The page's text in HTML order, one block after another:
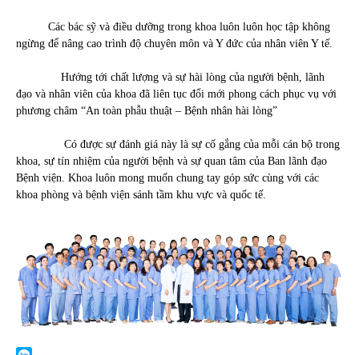
Các bác sỹ và điều dưỡng trong khoa luôn luôn học tập không
ngừng để nâng cao trình độ chuyên môn và Y đức của nhân viên Y tế.
Hướng tới chất lượng và sự hài lòng của người bệnh, lãnh
đạo và nhân viên của khoa đã liên tục đổi mới phong cách phục vụ với
phương châm “An toàn phẫu thuật – Bệnh nhân hài lòng”
Có được sự đánh giá này là sự cố gắng của mỗi cán bộ trong
khoa, sự tín nhiệm của người bệnh và sự quan tâm của Ban lãnh đạo
Bệnh viện. Khoa luôn mong muốn chung tay góp sức cùng với các
khoa phòng và bệnh viện sánh tầm khu vực và quốc tế.